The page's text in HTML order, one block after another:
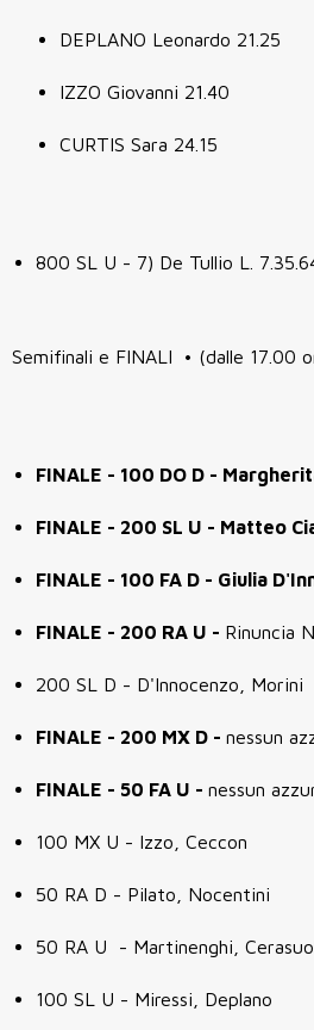
DEPLANO Leonardo 21.25
IZZO Giovanni 21.40
CURTIS Sara 24.15
800 SL U - 7) De Tullio L.
Semifinali e FINALI • (dalle 17.00
FINALE - 100 DO D -
FINALE - 200 SL U - Matteo
FINALE - 100 FA D - Giulia
FINALE - 200 RA U - Rinuncia
200 SL D - D'Innocenzo, Morini
FINALE - 200 MX D - nessun
FINALE - 50 FA U - nessun
100 MX U - Izzo, Ceccon
50 RA D - Pilato, Nocentini
50 RA U - Martinenghi,
100 SL U - Miressi, Deplano